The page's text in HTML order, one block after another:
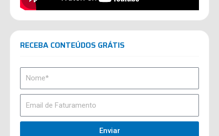
RECEBA CONTEÚDOS GRÁTIS
Enviar